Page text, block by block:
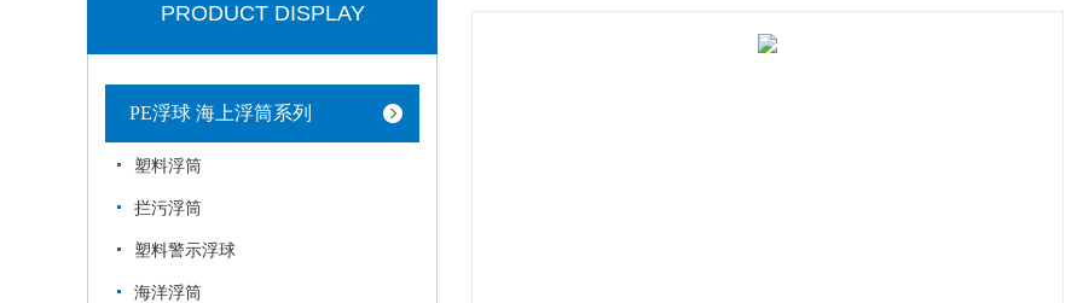
PRODUCT DISPLAY
PE浮球 海上浮筒系列
塑料浮筒
拦污浮筒
塑料警示浮球
海洋浮筒